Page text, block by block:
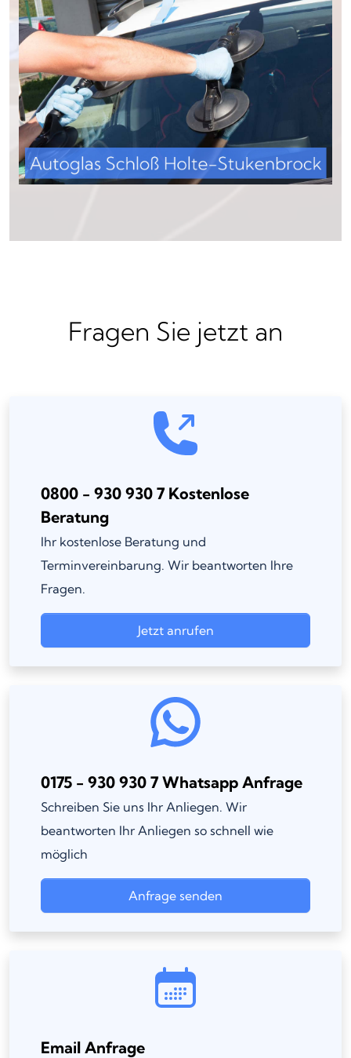
Fragen Sie jetzt an
0800 - 930 930 7 Kostenlose
Beratung
Ihr kostenlose Beratung und
Terminvereinbarung. Wir beantworten Ihre
Fragen.
Jetzt anrufen
0175 - 930 930 7 Whatsapp Anfrage
Schreiben Sie uns Ihr Anliegen. Wir
beantworten Ihr Anliegen so schnell wie
möglich
Anfrage senden
Email Anfrage